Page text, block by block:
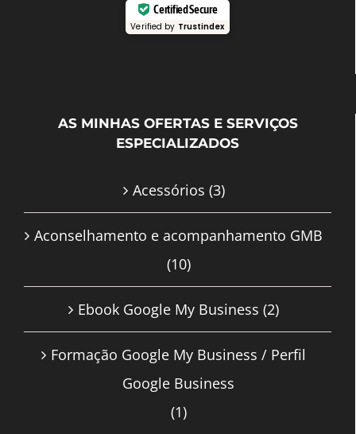
Certified Secure
Verified by Trustindex
AS MINHAS OFERTAS E SERVIÇOS
ESPECIALIZADOS
Acessórios (3)
Aconselhamento e acompanhamento GMB
(10)
Ebook Google My Business (2)
Formação Google My Business / Perfil
Google Business
(1)